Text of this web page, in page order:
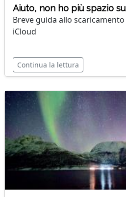
Aiuto, non ho più spazio
Breve guida allo
iCloud
Continua la lettura